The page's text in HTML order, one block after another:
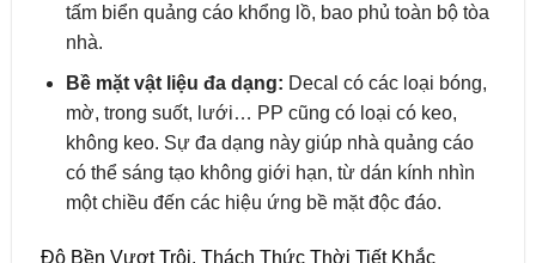
tấm biển quảng cáo khổng lồ, bao phủ toàn bộ tòa
nhà.
Bề mặt vật liệu đa dạng: Decal có các loại bóng,
mờ, trong suốt, lưới… PP cũng có loại có keo,
không keo. Sự đa dạng này giúp nhà quảng cáo
có thể sáng tạo không giới hạn, từ dán kính nhìn
một chiều đến các hiệu ứng bề mặt độc đáo.
Độ Bền Vượt Trội, Thách Thức Thời Tiết Khắc